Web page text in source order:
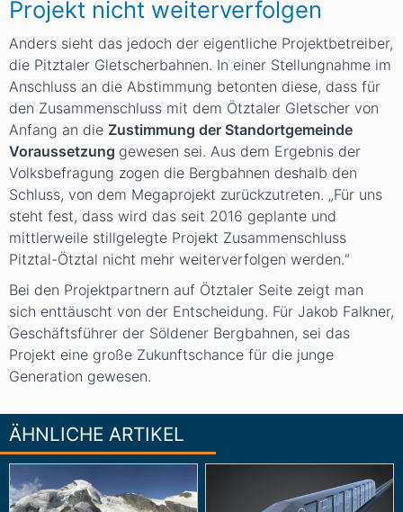
Projekt nicht weiterverfolgen
Anders sieht das jedoch der eigentliche Projektbetreiber,
die Pitztaler Gletscherbahnen. In einer Stellungnahme im
Anschluss an die Abstimmung betonten diese, dass für
den Zusammenschluss mit dem Ötztaler Gletscher von
Anfang an die Zustimmung der Standortgemeinde
Voraussetzung gewesen sei. Aus dem Ergebnis der
Volksbefragung zogen die Bergbahnen deshalb den
Schluss, von dem Megaprojekt zurückzutreten. „Für uns
steht fest, dass wird das seit 2016 geplante und
mittlerweile stillgelegte Projekt Zusammenschluss
Pitztal-Ötztal nicht mehr weiterverfolgen werden.“
Bei den Projektpartnern auf Ötztaler Seite zeigt man
sich enttäuscht von der Entscheidung. Für Jakob Falkner,
Geschäftsführer der Söldener Bergbahnen, sei das
Projekt eine große Zukunftschance für die junge
Generation gewesen.
ÄHNLICHE ARTIKEL